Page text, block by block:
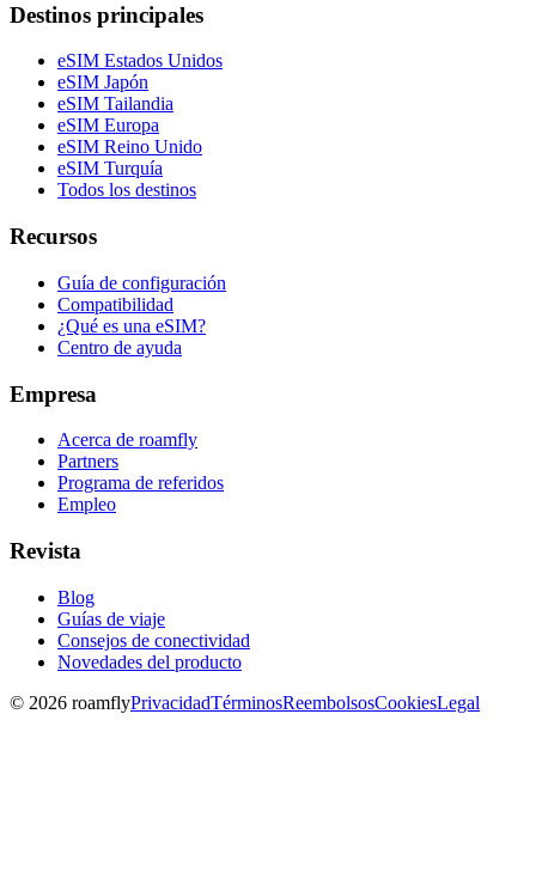
Destinos principales
eSIM Estados Unidos
eSIM Japón
eSIM Tailandia
eSIM Europa
eSIM Reino Unido
eSIM Turquía
Todos los destinos
Recursos
Guía de configuración
Compatibilidad
¿Qué es una eSIM?
Centro de ayuda
Empresa
Acerca de roamfly
Partners
Programa de referidos
Empleo
Revista
Blog
Guías de viaje
Consejos de conectividad
Novedades del producto
© 2026 roamflyPrivacidadTérminosReembolsosCookiesLegal